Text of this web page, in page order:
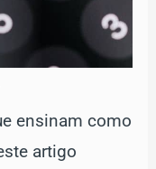
ensinam como
artigo